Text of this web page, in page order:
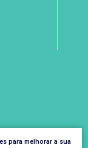
para melhorar a sua